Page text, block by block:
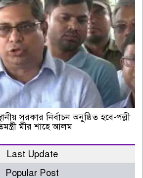
সরকার নির্বাচন অনুষ্ঠিত হবে-পল্লী
মীর শাহে আলম
Last Update
Popular Post